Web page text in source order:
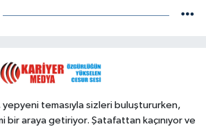
temasıyla sizleri buluştururken,
bir araya getiriyor. Şatafattan kaçınıyor ve